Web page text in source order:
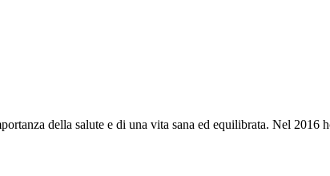
della salute e di una vita sana ed equilibrata. Nel 2016